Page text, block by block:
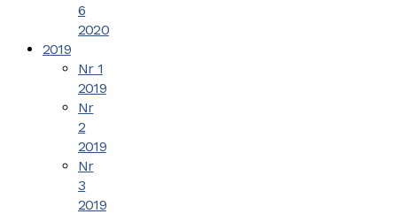
6
2020
2019
Nr 1
2019
Nr
2
2019
Nr
3
2019